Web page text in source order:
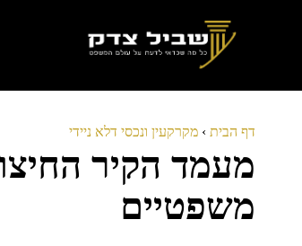
דף הבית › מקרקעין ונכסי דלא ניידי
מעמד הקיר
משפטיים